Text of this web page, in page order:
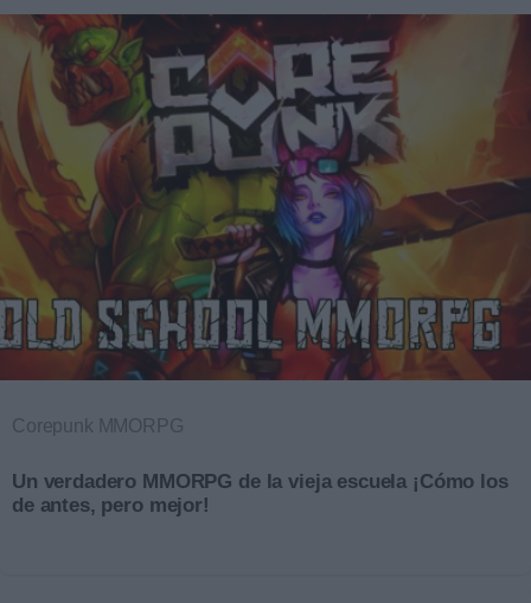
Corepunk MMORPG
Un verdadero MMORPG de la vieja escuela ¡Cómo los
de antes, pero mejor!